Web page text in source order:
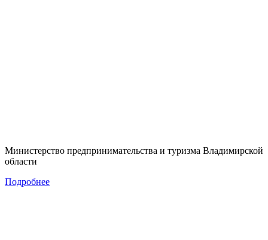
Министерство предпринимательства и туризма Владимирской
области
Подробнее